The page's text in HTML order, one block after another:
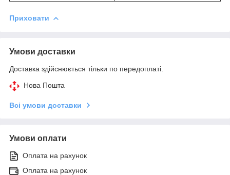
Приховати
Умови доставки
Доставка здійснюється тільки по передоплаті.
Нова Пошта
Всі умови доставки
Умови оплати
Оплата на рахунок
Оплата на рахунок